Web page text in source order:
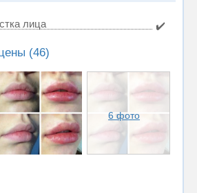
лица ✔️
(46)
6 фото